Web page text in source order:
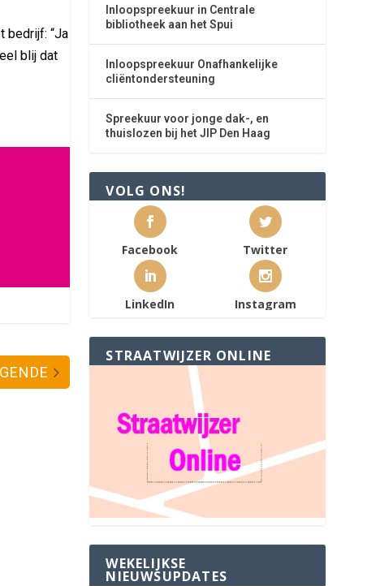
bedrijf: “Ja
blij dat
Inloopspreekuur in Centrale
bibliotheek aan het Spui
Inloopspreekuur Onafhankelijke
cliëntondersteuning
Spreekuur voor jonge dak-, en
thuislozen bij het JIP Den Haag
VOLG ONS!
Facebook Twitter
LinkedIn Instagram
STRAATWIJZER ONLINE
WEKELIJKSE
NIEUWSUPDATES